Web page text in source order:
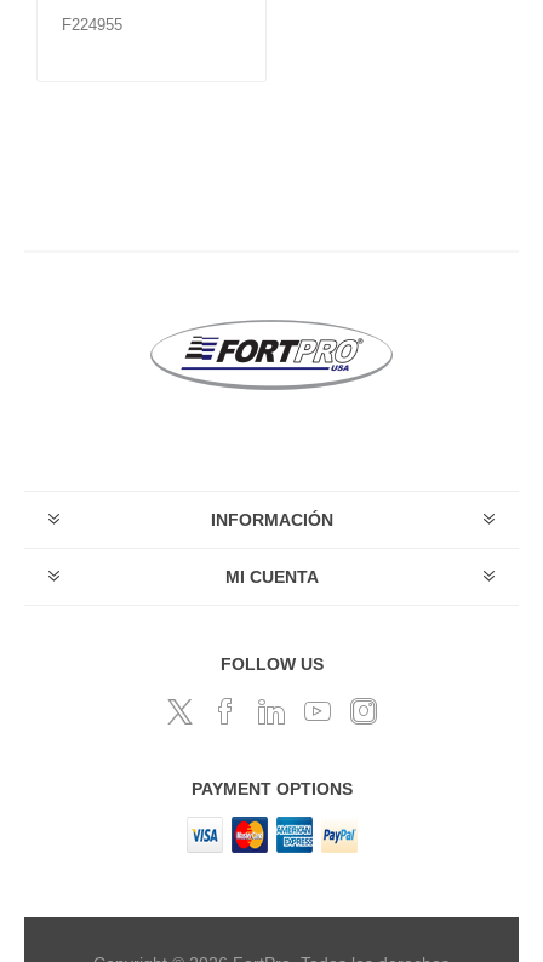
F224955
INFORMACIÓN
MI CUENTA
FOLLOW US
PAYMENT OPTIONS